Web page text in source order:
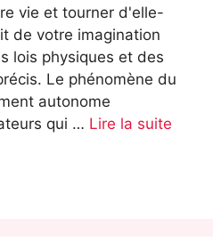
vie et tourner d'elle-
de votre imagination
lois physiques et des
Le phénomène du
autonome
qui … Lire la suite